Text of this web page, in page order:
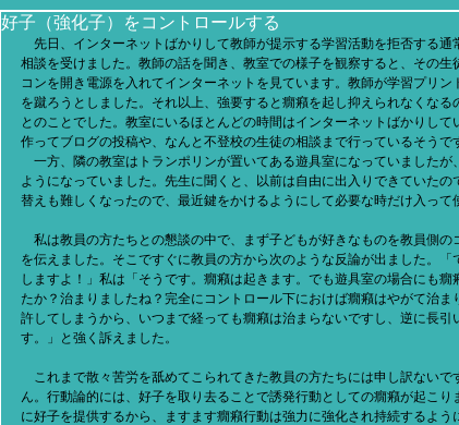
好子（強化子）をコントロールする
先日、インターネットばかりして教師が提示する学習活動を拒否する通
相談を受けました。教師の話を聞き、教室での様子を観察すると、その
コンを開き電源を入れてインターネットを見ています。教師が学習プリ
を蹴ろうとしました。それ以上、強要すると癇癪を起し抑えられなくな
とのことでした。教室にいるほとんどの時間はインターネットばかりし
作ってブログの投稿や、なんと不登校の生徒の相談まで行っているそうで
一方、隣の教室はトランポリンが置いてある遊具室になっていましたが
ようになっていました。先生に聞くと、以前は自由に出入りできていたの
替えも難しくなったので、最近鍵をかけるようにして必要な時だけ入って
私は教員の方たちとの懇談の中で、まず子どもが好きなものを教員側の
を伝えました。そこですぐに教員の方から次のような反論が出ました。
しますよ！」私は「そうです。癇癪は起きます。でも遊具室の場合にも
たか？治まりましたね？完全にコントロール下におけば癇癪はやがて治
許してしまうから、いつまで経っても癇癪は治まらないですし、逆に長
す。」と強く訴えました。
これまで散々苦労を舐めてこられてきた教員の方たちには申し訳ないで
ん。行動論的には、好子を取り去ることで誘発行動としての癇癪が起こ
に好子を提供するから、ますます癇癪行動は強力に強化され持続するよ